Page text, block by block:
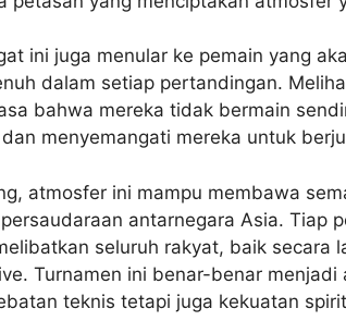
ini juga menular ke pemain yang
dalam setiap pertandingan.
bahwa mereka tidak bermain
menyemangati mereka untuk
atmosfer ini mampu membawa
antarnegara Asia. Tiap
seluruh rakyat, baik secara
Turnamen ini benar-benar menjadi
teknis tetapi juga kekuatan